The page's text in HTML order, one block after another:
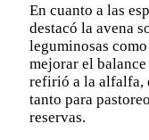
En cuanto a las
destacó la avena
leguminosas
mejorar el
refirió a la alfalfa,
tanto para
reservas.